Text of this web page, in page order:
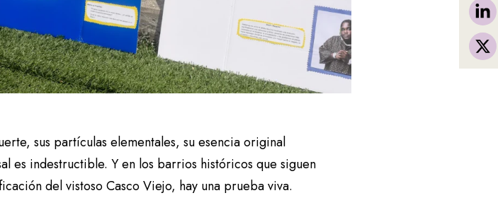
sus partículas elementales, su esencia original
es indestructible. Y en los barrios históricos que siguen
del vistoso Casco Viejo, hay una prueba viva.